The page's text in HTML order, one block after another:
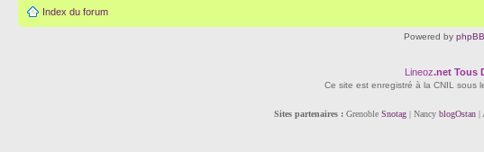
Index du forum
Powered by phpBB
Lineoz.netTous
Ce site est enregistré à la CNIL sous
Sites partenaires :Grenoble Snotag| Nancy blogOstan|